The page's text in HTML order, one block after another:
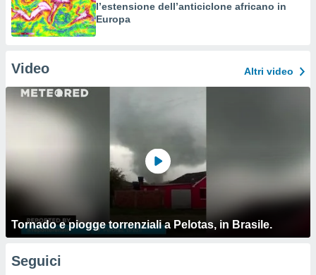
l’estensione dell’anticiclone africano in
Europa
Video Altri video
Tornado e piogge torrenziali a Pelotas, in Brasile.
Seguici